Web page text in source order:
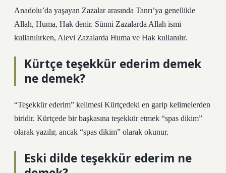
Anadolu’da yaşayan Zazalar arasında Tanrı’ya genellikle
Allah, Huma, Hak denir. Sünni Zazalarda Allah ismi
kullanılırken, Alevi Zazalarda Huma ve Hak kullanılır.
Kürtçe teşekkür ederim demek
ne demek?
“Teşekkür ederim” kelimesi Kürtçedeki en garip kelimelerden
biridir. Kürtçede bir başkasına teşekkür etmek “spas dikim”
olarak yazılır, ancak “spas dikim” olarak okunur.
Eski dilde teşekkür ederim ne